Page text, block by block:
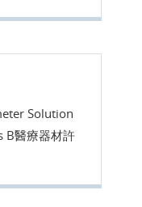
Solution
B醫療器材許